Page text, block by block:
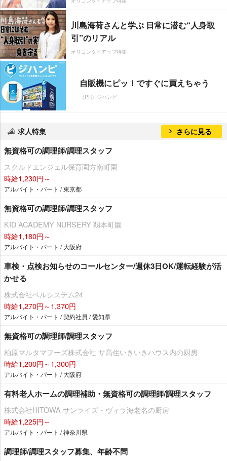
川島海荷さんと学ぶ 日常に潜む“人身取
引”のリアル
オリコンタイアップ特集
自販機にピッ！ですぐに買えちゃう
（PR）ジハンピ
求人特集 さらに見る
無資格可の調理師/調理スタッフ
スクルドエンジェル保育園方南町園
時給1,230円～
アルバイト・パート / 東京都
無資格可の調理師/調理スタッフ
KID ACADEMY NURSERY 靱本町園
時給1,180円～
アルバイト・パート / 大阪府
車検・点検お知らせのコールセンター/週休3日OK/運転経験が活
かせる
株式会社ベルシステム24
時給1,270円～1,370円
アルバイト・パート / 契約社員 / 愛知県
無資格可の調理師/調理スタッフ
柏原マルタマフーズ株式会社 サ高住いきいきハウス内の厨房
時給1,200円～1,300円
アルバイト・パート / 大阪府
有料老人ホームの調理補助・無資格可の調理師/調理スタッフ
株式会社HITOWA サンライズ・ヴィラ海老名の厨房
時給1,225円～
アルバイト・パート / 神奈川県
調理師/調理スタッフ募集、年齢不問